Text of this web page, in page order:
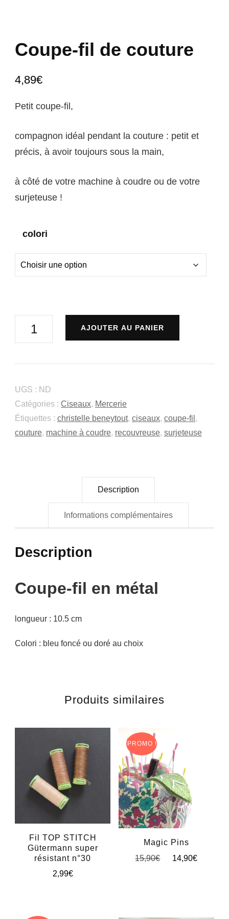
Coupe-fil de couture
4,89€
Petit coupe-fil,
compagnon idéal pendant la couture : petit et
précis, à avoir toujours sous la main,
à côté de votre machine à coudre ou de votre
surjeteuse !
colori
quantité
de
couture
AJOUTER AU PANIER
UGS : ND
Catégories : Ciseaux, Mercerie
Étiquettes : christelle beneytout, ciseaux, coupe-fil ,
couture, machine à coudre, recouvreuse, surjeteuse
Description
Informations complémentaires
Description
Coupe-fil en métal
longueur : 10.5 cm
Colori : bleu foncé ou doré au choix
Produits similaires
Fil TOP STITCH
Gütermann super
résistant n°30
2,99€
PROMO !
Magic Pins
15,90€
Le14,90€